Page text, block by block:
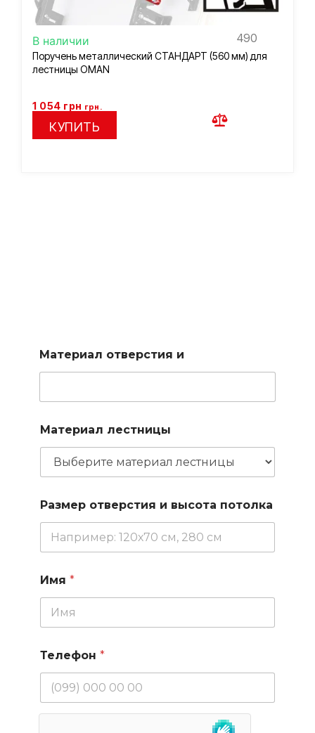
В наличии 490
Поручень металлический СТАНДАРТ (560 мм) для
лестницы OMAN
1 054 грн грн.
КУПИТЬ
Материал отверстия и
Материал лестницы
Размер отверстия и высота потолка
Имя *
Телефон *